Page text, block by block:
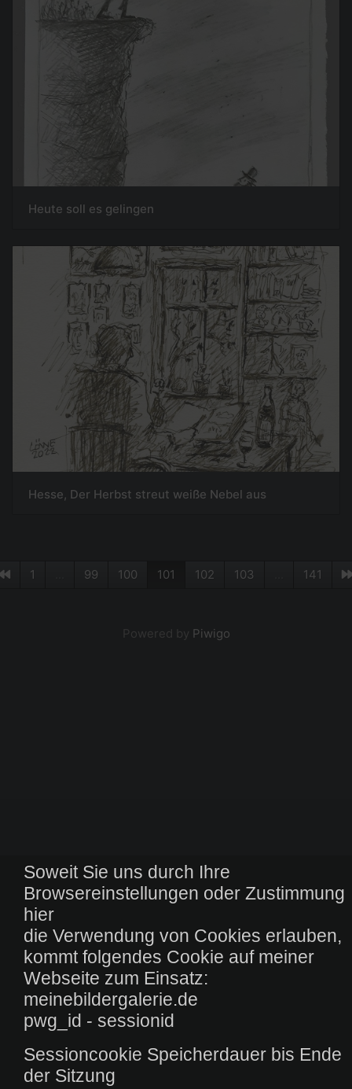
Soweit Sie uns durch Ihre
Browsereinstellungen oder Zustimmung
hier
die Verwendung von Cookies erlauben,
kommt folgendes Cookie auf meiner
Webseite zum Einsatz:
meinebildergalerie.de
pwg_id - sessionid
Sessioncookie Speicherdauer bis Ende
der Sitzung
Heute soll es gelingen
Hesse, Der Herbst streut weiße Nebel aus
1 99 100 101 102 103 141
Powered by Piwigo